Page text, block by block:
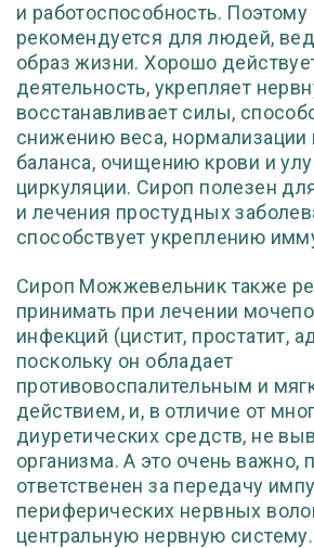
и работоспособность. Поэтому
рекомендуется для людей,
образ жизни. Хорошо
деятельность, укрепляет
восстанавливает силы,
снижению веса, нормализации
баланса, очищению крови и
циркуляции. Сироп полезен
и лечения простудных
способствует укреплению
Сироп Можжевельник также
принимать при лечении
инфекций (цистит, простатит,
поскольку он обладает
противовоспалительным и
действием, и, в отличие от
диуретических средств, не
организма. А это очень важно,
ответственен за передачу
периферических нервных
центральную нервную